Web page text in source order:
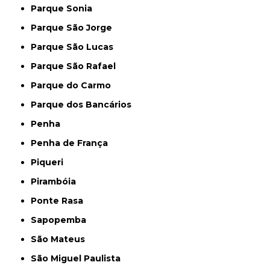
Parque Sonia
Parque São Jorge
Parque São Lucas
Parque São Rafael
Parque do Carmo
Parque dos Bancários
Penha
Penha de França
Piqueri
Pirambóia
Ponte Rasa
Sapopemba
São Mateus
São Miguel Paulista